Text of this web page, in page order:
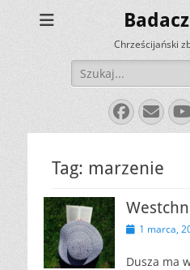
Chrześcijański
Szukaj:
E-
mail
Tag: marzenie
Opublikowano
1 marca,
Dusza ma